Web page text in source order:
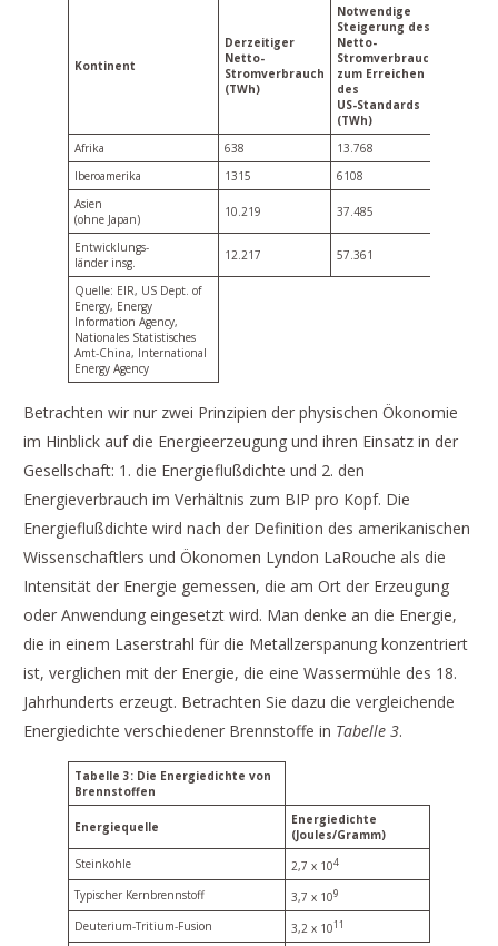
Kontinent
Derzeitiger
Netto-
Stromverbrauch
(TWh)
Notwendige
Steigerung des
Netto-
Stromverbrauchs
zum Erreichen
des
US-Standards
(TWh)
Afrika
638
13.768
Iberoamerika
1315
6108
Asien
(ohne Japan)
10.219 37.485
Entwicklungs-
länder insg.
12.217 57.361
Quelle: EIR, US Dept. of
Energy, Energy
Information Agency,
Nationales Statistisches
Amt-China, International
Energy Agency
Betrachten wir nur zwei Prinzipien der physischen Ökonomie
im Hinblick auf die Energieerzeugung und ihren Einsatz in der
Gesellschaft: 1. die Energieflußdichte und 2. den
Energieverbrauch im Verhältnis zum BIP pro Kopf. Die
Energieflußdichte wird nach der Definition des amerikanischen
Wissenschaftlers und Ökonomen Lyndon LaRouche als die
Intensität der Energie gemessen, die am Ort der Erzeugung
oder Anwendung eingesetzt wird. Man denke an die Energie,
die in einem Laserstrahl für die Metallzerspanung konzentriert
ist, verglichen mit der Energie, die eine Wassermühle des 18.
Jahrhunderts erzeugt. Betrachten Sie dazu die vergleichende
Energiedichte verschiedener Brennstoffe in Tabelle 3.
Tabelle 3: Die Energiedichte von
Brennstoffen
Energiequelle
Energiedichte
(Joules/Gramm)
Steinkohle
2,7 x 104
Typischer Kernbrennstoff 3,7 x 109
Deuterium-Tritium-Fusion 3,2 x 1011